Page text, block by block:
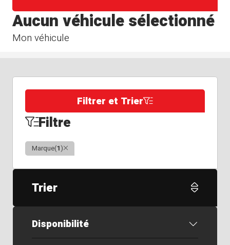
Mon véhicule
Aucun véhicule sélectionné
Filtrer et Trier
Filtre
Marque(1)Clair
Trier
Disponibilité